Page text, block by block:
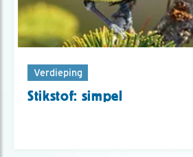
Verdieping
Stikstof: simpel